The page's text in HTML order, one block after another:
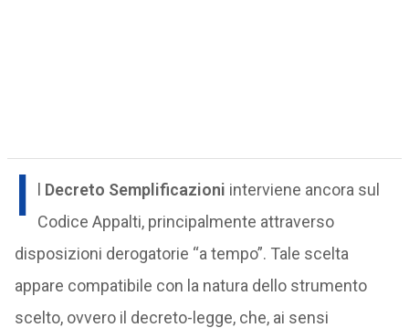
I Decreto Semplificazioni interviene ancora sul
Codice Appalti, principalmente attraverso
disposizioni derogatorie “a tempo”. Tale scelta
appare compatibile con la natura dello strumento
scelto, ovvero il decreto-legge, che, ai sensi